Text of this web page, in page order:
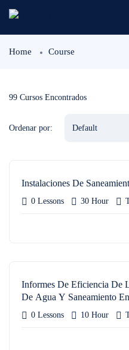
Home Course
99 Cursos Encontrados
Ordenar por:
Instalaciones De
0 Lessons 30 Hour
Informes De Eficiencia De
De Agua Y Saneamiento
0 Lessons 10 Hour